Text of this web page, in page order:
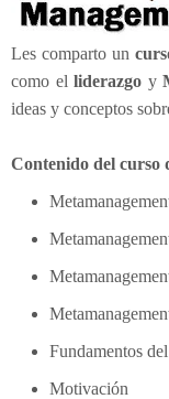
Les comparto un
como el liderazgo y
ideas y conceptos
Contenido del curso
Fundamentos
Motivación